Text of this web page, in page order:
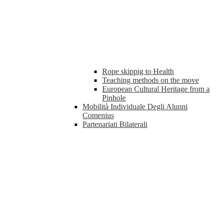
Rope skippig to Health
Teaching methods on the move
European Cultural Heritage from a
Pinhole
Mobilità Individuale Degli Alunni
Comenius
Partenariati Bilaterali